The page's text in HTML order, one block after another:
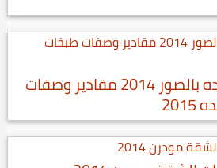
طبخات رمضان جديده بالصور 2014 مقادير وصفات